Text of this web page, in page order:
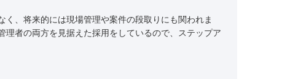
く、将来的には現場管理や案件の段取りにも関われま
理者の両方を見据えた採用をしているので、ステップア